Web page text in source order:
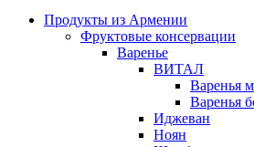
Продукты из Армении
Фруктовые консервации
Варенье
ВИТАЛ
Варенья
Варенья
Иджеван
Ноян